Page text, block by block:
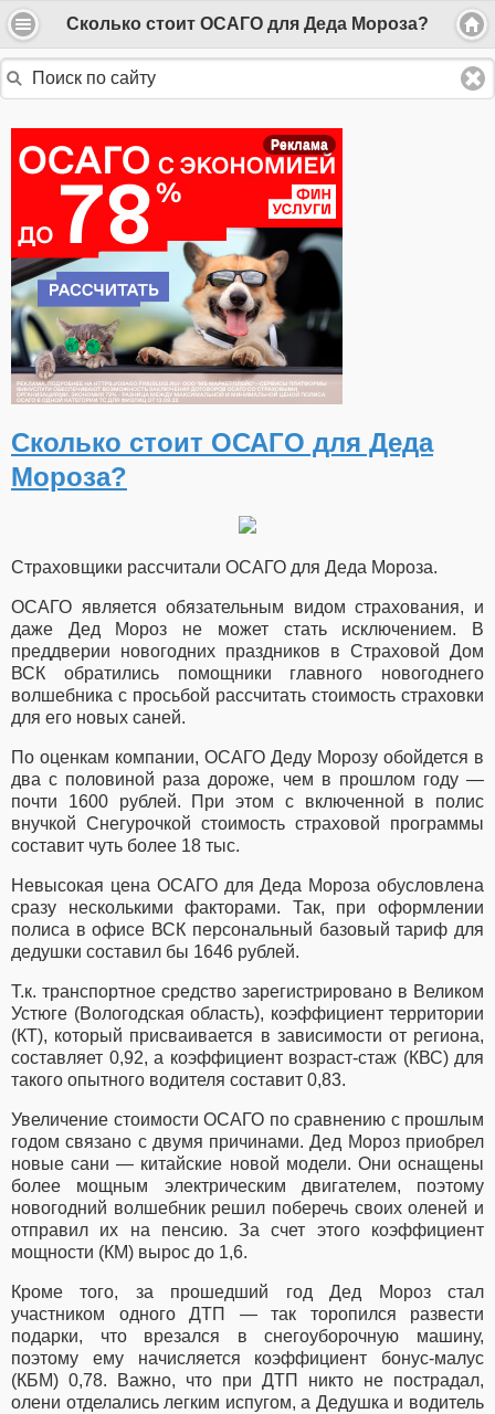
Сколько стоит ОСАГО для Деда Мороза?
Реклама
Сколько стоит ОСАГО для Деда
Мороза?
Страховщики рассчитали ОСАГО для Деда Мороза.
ОСАГО является обязательным видом страхования, и
даже Дед Мороз не может стать исключением. В
преддверии новогодних праздников в Страховой Дом
ВСК обратились помощники главного новогоднего
волшебника с просьбой рассчитать стоимость страховки
для его новых саней.
По оценкам компании, ОСАГО Деду Морозу обойдется в
два с половиной раза дороже, чем в прошлом году —
почти 1600 рублей. При этом с включенной в полис
внучкой Снегурочкой стоимость страховой программы
составит чуть более 18 тыс.
Невысокая цена ОСАГО для Деда Мороза обусловлена
сразу несколькими факторами. Так, при оформлении
полиса в офисе ВСК персональный базовый тариф для
дедушки составил бы 1646 рублей.
Т.к. транспортное средство зарегистрировано в Великом
Устюге (Вологодская область), коэффициент территории
(КТ), который присваивается в зависимости от региона,
составляет 0,92, а коэффициент возраст-стаж (КВС) для
такого опытного водителя составит 0,83.
Увеличение стоимости ОСАГО по сравнению с прошлым
годом связано с двумя причинами. Дед Мороз приобрел
новые сани — китайские новой модели. Они оснащены
более мощным электрическим двигателем, поэтому
новогодний волшебник решил поберечь своих оленей и
отправил их на пенсию. За счет этого коэффициент
мощности (КМ) вырос до 1,6.
Кроме того, за прошедший год Дед Мороз стал
участником одного ДТП — так торопился развести
подарки, что врезался в снегоуборочную машину,
поэтому ему начисляется коэффициент бонус-малус
(КБМ) 0,78. Важно, что при ДТП никто не пострадал,
олени отделались легким испугом, а Дедушка и водитель